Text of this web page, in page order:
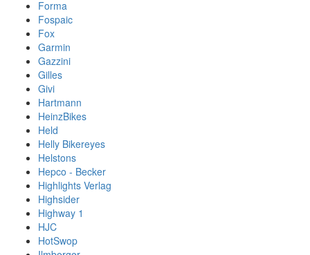
Forma
Fospaic
Fox
Garmin
Gazzini
Gilles
Givi
Hartmann
HeinzBikes
Held
Helly Bikereyes
Helstons
Hepco - Becker
Highlights Verlag
Highsider
Highway 1
HJC
HotSwop